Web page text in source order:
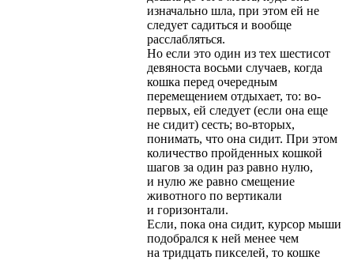
изначально шла, при этом ей не
следует садиться и вообще
расслабляться.
Но если это один из тех шестисот
девяноста восьми случаев, когда
кошка перед очередным
перемещением отдыхает, то: во-
первых, ей следует (если она еще
не сидит) сесть; во-вторых,
понимать, что она сидит. При этом
количество пройденных кошкой
шагов за один раз равно нулю,
и нулю же равно смещение
животного по вертикали
и горизонтали.
Если, пока она сидит, курсор мыши
подобрался к ней менее чем
на тридцать пикселей, то кошке